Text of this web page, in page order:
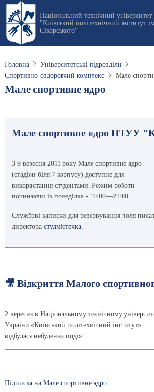
Перейти
основного
вмісту
Національний технічний університет
"Київський політехнічний інститут
Сікорського"
Головна
Університетські підрозділи
Спортивно-оздоровчий комплекс
Мале
Мале спортивне ядро
Мале спортивне ядро НТУУ
З 9 вересня 2011 року Мале спортивне ядро
(стадіон біля 7 корпусу) доступне для
використання студентами. Режим роботи
починаючи із понеділка - 16:00—22:00.
Службові записки для резервування поля
директора студмістечка
🎥 Відкриття Малого
2 вересня в Національному технічному
України «Київський політехнічний інститут»
відбулася небуденна подія.
Підписка на Мале спортивне ядро